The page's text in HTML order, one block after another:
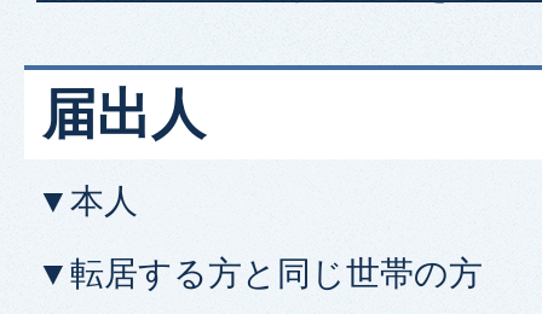
届出人
▼本人
▼転居する方と同じ世帯の方